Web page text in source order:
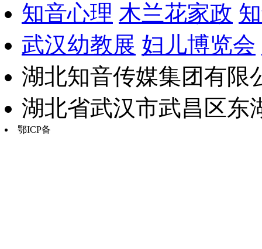
知音心理 木兰花家政
武汉幼教展 妇儿博览会
湖北知音传媒集团有限
湖北省武汉市武昌区东
鄂ICP备